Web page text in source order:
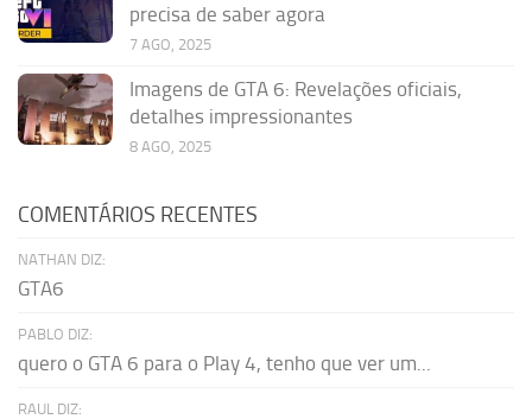
precisa de saber agora
7 AGO, 2025
Imagens de GTA 6: Revelações oficiais,
detalhes impressionantes
8 AGO, 2025
COMENTÁRIOS RECENTES
NATHAN DIZ:
GTA6
PABLO DIZ:
quero o GTA 6 para o Play 4, tenho que ver um...
RAUL DIZ: